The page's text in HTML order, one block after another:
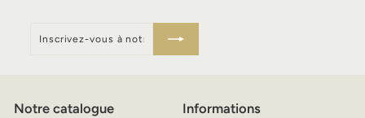
vous
Notre catalogue Informations